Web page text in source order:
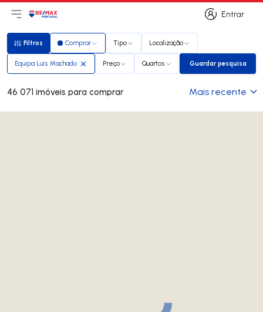
Entrar
Entrar
Abri menu principal
LogoIr para página inicial
Filtros
Filtros Comprar Tipo Localização
Equipa Luís Machado Preço Quartos Guardar
Guardar pesquisa
46 071 imóveis para comprar Mais recente